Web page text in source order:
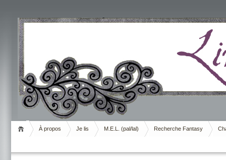
Livrement
À propos Je lis M.E.L. (pal/lal) Recherche Fantasy